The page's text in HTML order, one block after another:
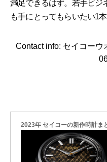
満足できるはず。若手ビジ
も手にとってもらいたい1本
Contact info: セイコーウ
2023年 セイコーの新作時計ま